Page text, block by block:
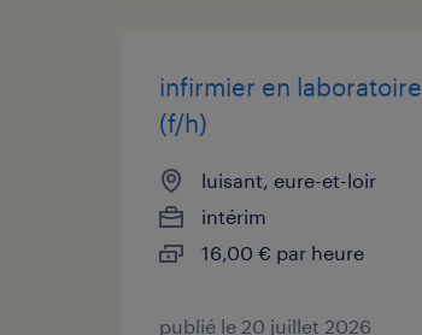
infirmier en laboratoire
(f/h)
luisant, eure-et-loir
intérim
16,00 € par heure
publié le 20 juillet 2026